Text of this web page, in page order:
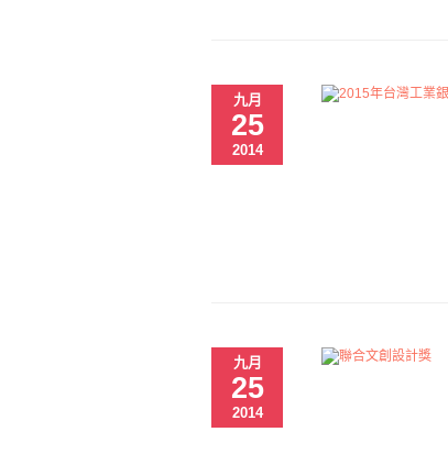
九月
25
2014
九月
25
2014